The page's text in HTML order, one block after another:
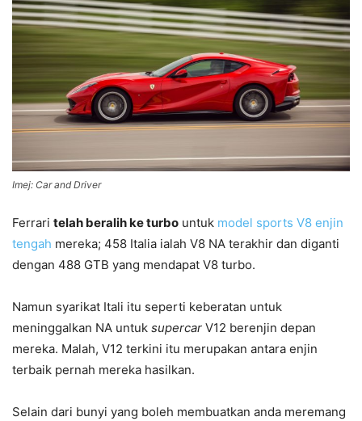
Imej: Car and Driver
Ferrari telah beralih ke turbo untuk model sports V8 enjin
tengah mereka; 458 Italia ialah V8 NA terakhir dan diganti
dengan 488 GTB yang mendapat V8 turbo.
Namun syarikat Itali itu seperti keberatan untuk
meninggalkan NA untuk supercar V12 berenjin depan
mereka. Malah, V12 terkini itu merupakan antara enjin
terbaik pernah mereka hasilkan.
Selain dari bunyi yang boleh membuatkan anda meremang